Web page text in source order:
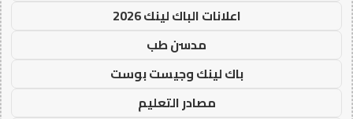
اعلانات الباك لينك 2026
مدسن طب
باك لينك وجيست بوست
مصادر التعليم